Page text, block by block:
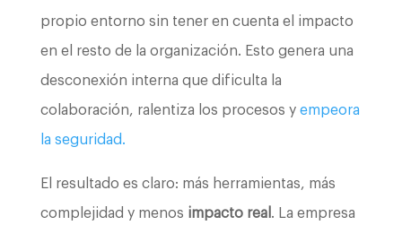
propio entorno sin tener en cuenta el impacto
en el resto de la organización. Esto genera una
desconexión interna que dificulta la
colaboración, ralentiza los procesos y empeora
la seguridad.
El resultado es claro: más herramientas, más
complejidad y menos impacto real . La empresa